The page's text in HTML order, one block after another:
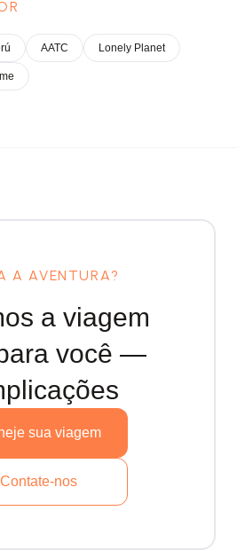
AATC Lonely Planet
A AVENTURA?
a viagem
você —
sua viagem
Contate-nos